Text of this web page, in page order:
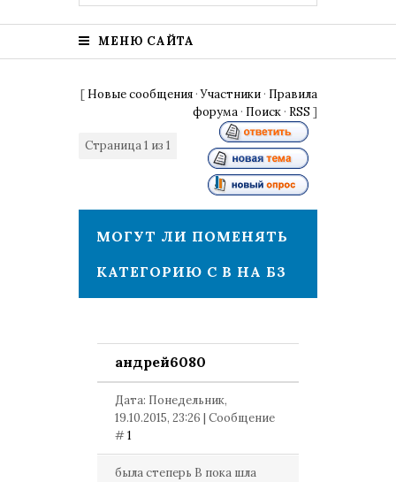
МЕНЮ САЙТА
[ Новые сообщения ·Участники · Правила
форума · Поиск · RSS ]
Страница1 из 1
МОГУТ ЛИ ПОМЕНЯТЬ
КАТЕГОРИЮ С В НА Б3
андрей6080
Дата: Понедельник,
19.10.2015, 23:26 | Сообщение
#1
была степерь В пока шла